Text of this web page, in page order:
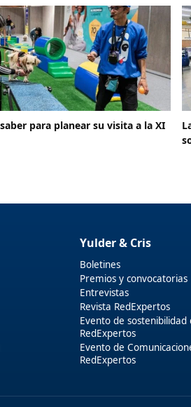
para planear su visita a la XI
Yulder & Cris
Boletines
Premios y convocatorias
Entrevistas
Revista RedExpertos
Evento de sostenibilidad
RedExpertos
Evento de
RedExpertos